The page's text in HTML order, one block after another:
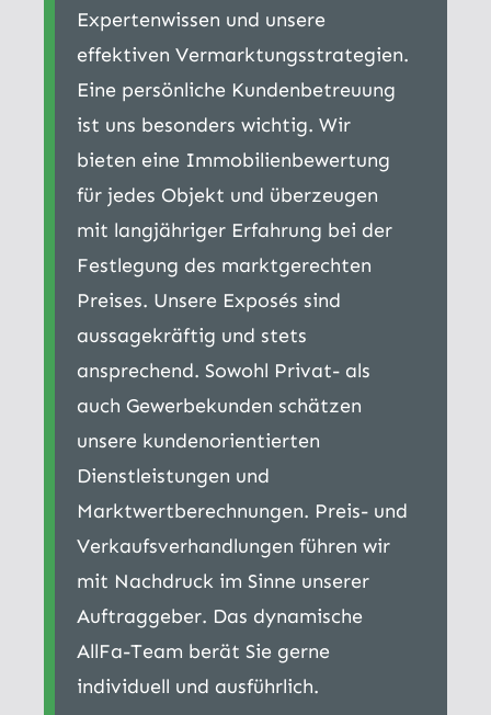
Expertenwissen und unsere
effektiven Vermarktungsstrategien.
Eine persönliche Kundenbetreuung
ist uns besonders wichtig. Wir
bieten eine Immobilienbewertung
für jedes Objekt und überzeugen
mit langjähriger Erfahrung bei der
Festlegung des marktgerechten
Preises. Unsere Exposés sind
aussagekräftig und stets
ansprechend. Sowohl Privat- als
auch Gewerbekunden schätzen
unsere kundenorientierten
Dienstleistungen und
Marktwertberechnungen. Preis- und
Verkaufsverhandlungen führen wir
mit Nachdruck im Sinne unserer
Auftraggeber. Das dynamische
AllFa-Team berät Sie gerne
individuell und ausführlich.